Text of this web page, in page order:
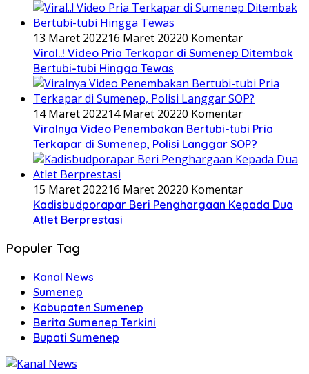
13 Maret 202216 Maret 20220 Komentar
Viral..! Video Pria Terkapar di Sumenep Ditembak
Bertubi-tubi Hingga Tewas
14 Maret 202214 Maret 20220 Komentar
Viralnya Video Penembakan Bertubi-tubi Pria
Terkapar di Sumenep, Polisi Langgar SOP?
15 Maret 202216 Maret 20220 Komentar
Kadisbudporapar Beri Penghargaan Kepada Dua
Atlet Berprestasi
Populer Tag
Kanal News
Sumenep
Kabupaten Sumenep
Berita Sumenep Terkini
Bupati Sumenep